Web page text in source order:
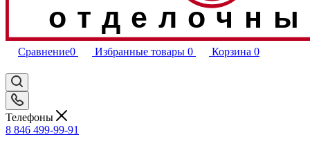
Сравнение0 Избранные товары 0 Корзина 0
Телефоны
8 846 499-99-91